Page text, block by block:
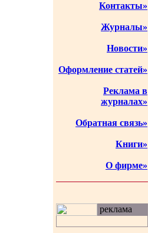
Контакты»
Журналы»
Новости»
Оформление статей»
Реклама в
журналах»
Обратная связь»
Книги»
О фирме»
реклама